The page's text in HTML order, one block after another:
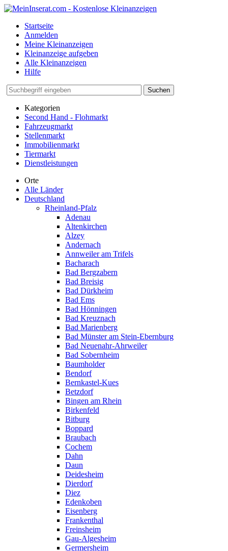
Startseite
Anmelden
Meine Kleinanzeigen
Kleinanzeige aufgeben
Alle Kleinanzeigen
Hilfe
Suchen
Kategorien
Second Hand - Flohmarkt
Fahrzeugmarkt
Stellenmarkt
Immobilienmarkt
Tiermarkt
Dienstleistungen
Orte
Alle Länder
Deutschland
Rheinland-Pfalz
Adenau
Altenkirchen
Alzey
Andernach
Annweiler am Trifels
Bacharach
Bad Bergzabern
Bad Breisig
Bad Dürkheim
Bad Ems
Bad Hönningen
Bad Kreuznach
Bad Marienberg
Bad Münster am Stein-Ebernburg
Bad Neuenahr-Ahrweiler
Bad Sobernheim
Baumholder
Bendorf
Bernkastel-Kues
Betzdorf
Bingen am Rhein
Birkenfeld
Bitburg
Boppard
Braubach
Cochem
Dahn
Daun
Deidesheim
Dierdorf
Diez
Edenkoben
Eisenberg
Frankenthal
Freinsheim
Gau-Algesheim
Germersheim